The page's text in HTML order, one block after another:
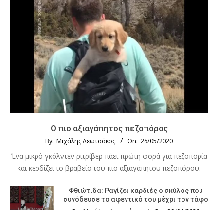
Ο πιο αξιαγάπητος πεζοπόρος
By: Μιχάλης Λεωτσάκος On: 26/05/2020
Ένα μικρό γκόλντεν ριτρίβερ πάει πρώτη φορά για πεζοπορία
και κερδίζει το βραβείο του πιο αξιαγάπητου πεζοπόρου.
Φθιώτιδα: Ραγίζει καρδιές ο σκύλος που
συνόδευσε το αφεντικό του μέχρι τον τάφο